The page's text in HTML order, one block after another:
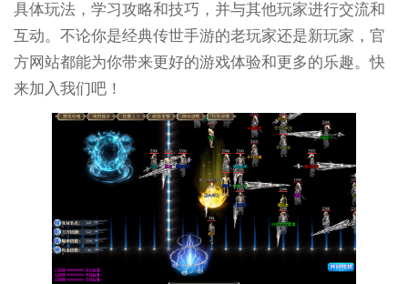
具体玩法，学习攻略和技巧，并与其他玩家进行交流和
互动。不论你是经典传世手游的老玩家还是新玩家，官
方网站都能为你带来更好的游戏体验和更多的乐趣。快
来加入我们吧！